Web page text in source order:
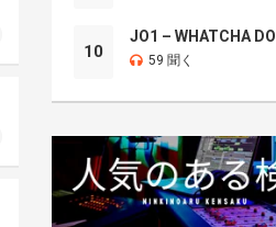
10
JO1 – WHATCHA
59 聞く